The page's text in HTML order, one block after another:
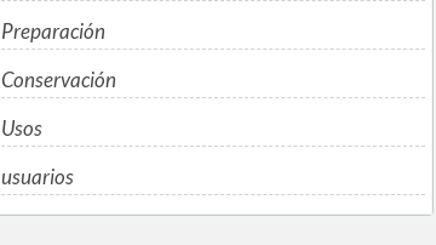
Preparación
Conservación
Usos
usuarios